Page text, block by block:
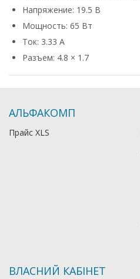
Напряжение: 19.5 В
Мощность: 65 Вт
Ток: 3.33 А
Разъем: 4.8 × 1.7
АЛЬФАКОМП
Прайс XLS
ВЛАСНИЙ КАБІНЕТ